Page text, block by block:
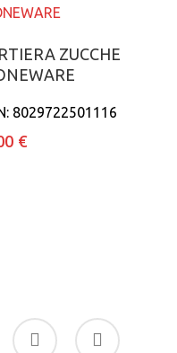
Aggiungi al carrello
ZUCCHE
8029722501116
€
whatsapp tiktok